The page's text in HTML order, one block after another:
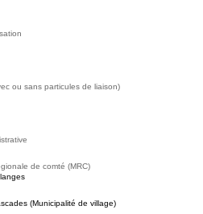
ou sans particules de liaison)
de comté (MRC)
(Municipalité de village)